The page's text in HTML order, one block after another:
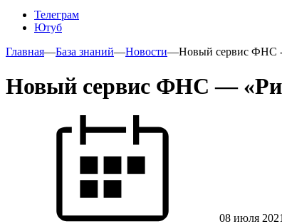
Телеграм
Ютуб
Главная—База знаний—Новости—Новый сервис ФНС -
Новый сервис ФНС —
08 июля 2021